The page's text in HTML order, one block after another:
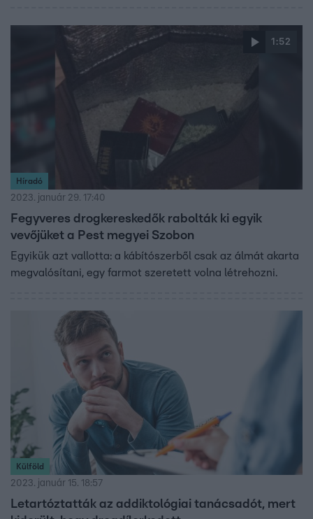
1:52
Híradó
2023. január 29. 17:40
Fegyveres drogkereskedők rabolták ki egyik
vevőjüket a Pest megyei Szobon
Egyikük azt vallotta: a kábítószerből csak az álmát akarta
megvalósítani, egy farmot szeretett volna létrehozni.
Külföld
2023. január 15. 18:57
Letartóztatták az addiktológiai tanácsadót, mert